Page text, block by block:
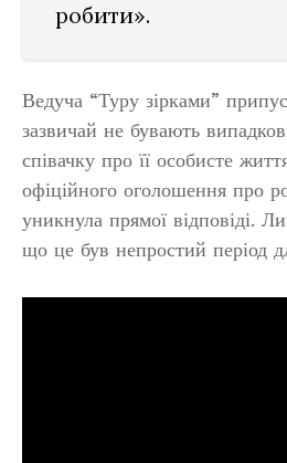
робити».
Ведуча “Туру зірками”
зазвичай не бувають
співачку про її особисте
офіційного оголошення про
уникнула прямої відповіді.
що це був непростий період